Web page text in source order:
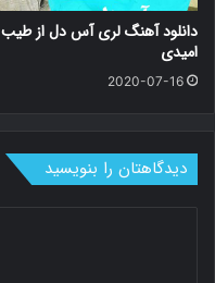
دانلود آهنگ لری آس دل از طیب
امیدی
2020-07-16
دیدگاهتان را بنویسید